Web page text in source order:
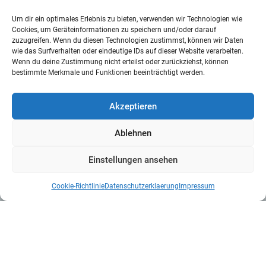
Um dir ein optimales Erlebnis zu bieten, verwenden wir Technologien wie
Cookies, um Geräteinformationen zu speichern und/oder darauf
zuzugreifen. Wenn du diesen Technologien zustimmst, können wir Daten
wie das Surfverhalten oder eindeutige IDs auf dieser Website verarbeiten.
Wenn du deine Zustimmung nicht erteilst oder zurückziehst, können
bestimmte Merkmale und Funktionen beeinträchtigt werden.
Akzeptieren
Ablehnen
Einstellungen ansehen
Cookie-RichtlinieDatenschutzerklaerung Impressum